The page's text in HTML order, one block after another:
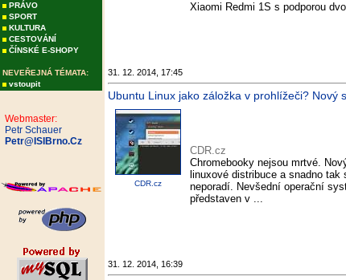
PRÁVO
SPORT
KULTURA
CESTOVÁNÍ
ČÍNSKÉ E-SHOPY
NEVEŘEJNÁ TÉMATA:
vstoupit
Webmaster:
Petr Schauer
Petr@ISIBrno.Cz
Xiaomi Redmi 1S s podporou
31. 12. 2014, 17:45
Ubuntu Linux jako záložka v prohlížeči? Nový
CDR.cz
CDR.cz
Chromebooky nejsou mrtvé.
linuxové distribuce a snadno
neporadí. Nevšední operační
představen v ...
31. 12. 2014, 16:39